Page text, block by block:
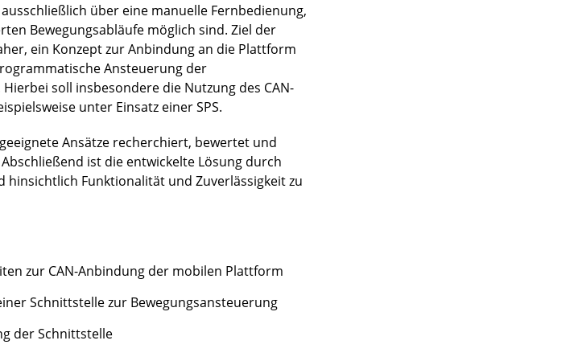
über eine manuelle Fernbedienung,
Bewegungsabläufe möglich sind. Ziel der
ein Konzept zur Anbindung an die Plattform
Ansteuerung der
soll insbesondere die Nutzung des CAN-
unter Einsatz einer SPS.
Ansätze recherchiert, bewertet und
ist die entwickelte Lösung durch
hinsichtlich Funktionalität und Zuverlässigkeit zu
zur CAN-Anbindung der mobilen Plattform
Schnittstelle zur Bewegungsansteuerung
der Schnittstelle